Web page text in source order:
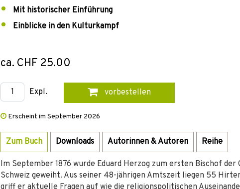
Mit historischer Einführung
Einblicke in den Kulturkampf
ca. CHF 25.00
Expl. vorbestellen
Erscheint im September 2026
Zum Buch Downloads Autorinnen & Autoren Reihe
Im September 1876 wurde Eduard Herzog zum ersten Bischof
Schweiz geweiht. Aus seiner 48-jährigen Amtszeit liegen 55
griff er aktuelle Fragen auf wie die religionspolitischen